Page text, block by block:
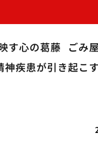
す心の葛藤 ごみ
神疾患が引き起こ